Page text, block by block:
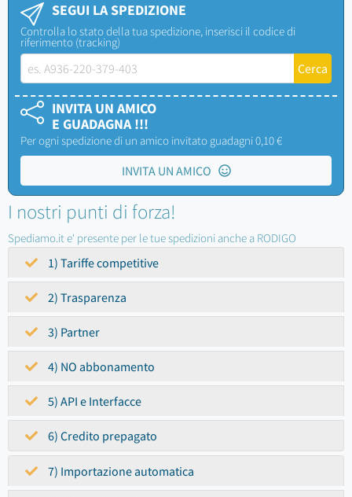
SEGUI LA SPEDIZIONE
Controlla lo stato della tua spedizione, inserisci il codice di
riferimento (tracking)
INVITA UN AMICO
E GUADAGNA !!!
Per ogni spedizione di un amico invitato guadagni 0,10 €
INVITA UN AMICO
I nostri punti di forza!
Spediamo.it e' presente per le tue spedizioni anche a RODIGO
1) Tariffe competitive
2) Trasparenza
3) Partner
4) NO abbonamento
5) API e Interfacce
6) Credito prepagato
7) Importazione automatica